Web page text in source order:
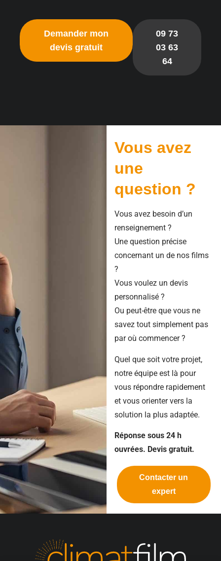
Demander mon
devis gratuit
09 73
03 63
64
Vous avez
une
question ?
Vous avez besoin d’un
renseignement ?
Une question précise
concernant un de nos films
?
Vous voulez un devis
personnalisé ?
Ou peut-être que vous ne
savez tout simplement pas
par où commencer ?
Quel que soit votre projet,
notre équipe est là pour
vous répondre rapidement
et vous orienter vers la
solution la plus adaptée.
Réponse sous 24 h
ouvrées. Devis gratuit.
Contacter un
expert